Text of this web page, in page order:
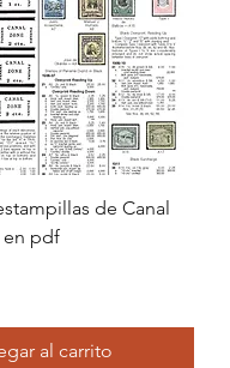
de Canal
en pdf
al carrito